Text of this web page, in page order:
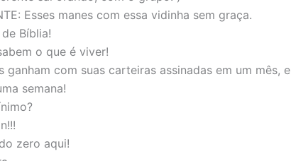
Esses manes com essa vidinha sem graça.
Bíblia!
o que é viver!
ganham com suas carteiras assinadas em um mês,
semana!
zero aqui!